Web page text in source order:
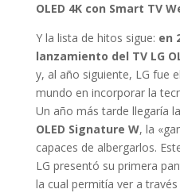
OLED 4K con Smart TV
Y la lista de hitos sigue: en
lanzamiento del TV LG
y, al año siguiente, LG fue
mundo en incorporar la
Un año más tarde llegaría
OLED Signature W, la
capaces de albergarlos.
LG presentó su primera
la cual permitía ver a